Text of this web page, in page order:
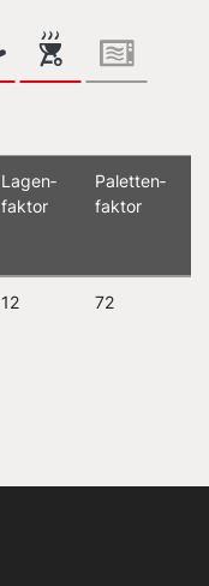
Lagen­
faktor
Paletten­
faktor
12 72